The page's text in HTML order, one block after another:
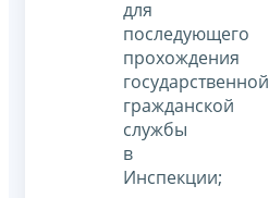
для
последующего
прохождения
государственной
гражданской
службы
в
Инспекции;